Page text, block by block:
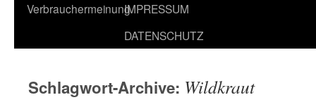
VerbrauchermeinungIMPRESSUM
DATENSCHUTZ
Schlagwort-Archive: Wildkraut